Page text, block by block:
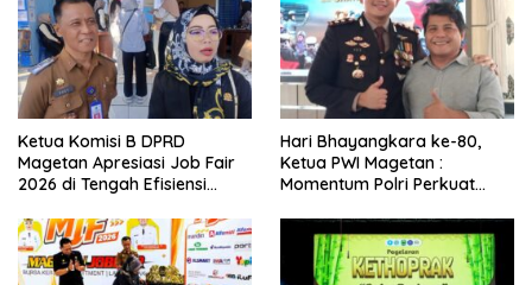
Ketua Komisi B DPRD
Magetan Apresiasi Job Fair
2026 di Tengah Efisiensi
Hari Bhayangkara ke-80,
Ketua PWI Magetan :
Momentum Polri Perkuat